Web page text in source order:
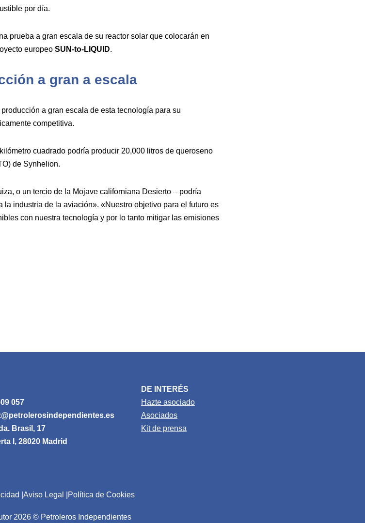
por día.
prueba a gran escala de su reactor solar que colocarán en
europeo SUN-to-LIQUID.
a gran a escala
a gran escala de esta tecnología para su
competitiva.
cuadrado podría producir 20,000 litros de queroseno
de Synhelion.
o un tercio de la Mojave californiana Desierto – podría
industria de la aviación». «Nuestro objetivo para el futuro es
con nuestra tecnología y por lo tanto mitigar las emisiones
057
Brasil, 17
I, 28020 Madrid
DE INTERÉS
Hazte asociado
Asociados
Kit de prensa
Aviso Legal Política de Cookies
2026 © Petroleros Independientes